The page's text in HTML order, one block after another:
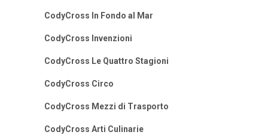
CodyCross In Fondo al Mar
CodyCross Invenzioni
CodyCross Le Quattro Stagioni
CodyCross Circo
CodyCross Mezzi di Trasporto
CodyCross Arti Culinarie